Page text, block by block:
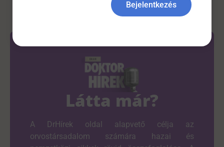
Látta már?
A DrHírek oldal alapvető célja az
orvostársadalom számára hazai és
Bejelentkezés